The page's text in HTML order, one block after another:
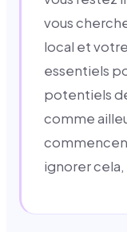
vous
local et
essentiels
potentiels
comme
ignorer